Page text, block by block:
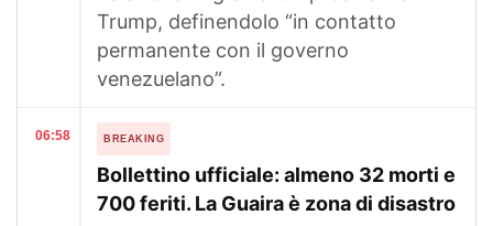
Trump, definendolo “in contatto
permanente con il governo
venezuelano”.
06:58 BREAKING
Bollettino ufficiale: almeno 32 morti e
700 feriti. La Guaira è zona di disastro